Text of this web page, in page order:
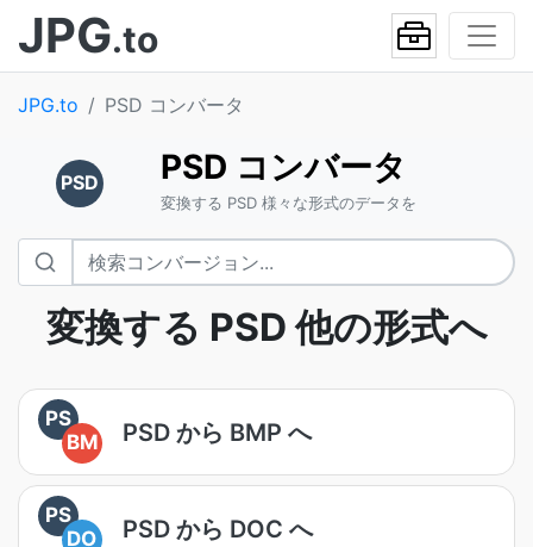
JPG.to
JPG.to PSD コンバータ
PSD PSD コンバータ
変換する PSD 様々な形式のデータを
変換する PSD 他の形式へ
PS
BM
PSD から BMP へ
PS
DO
PSD から DOC へ